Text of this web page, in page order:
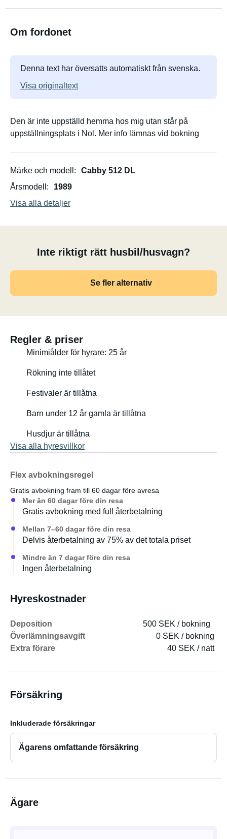
Om fordonet
Denna text har översatts automatiskt från svenska.
Visa originaltext
Den är inte uppställd hemma hos mig utan står på
uppställningsplats i Nol. Mer info lämnas vid bokning
Märke och modell
Cabby 512 DL
Årsmodell
1989
Visa alla detaljer
Inte riktigt rätt husbil/husvagn?
Se fler alternativ
Regler & priser
Minimiålder för hyrare: 25 år
Rökning inte tillåtet
Festivaler är tillåtna
Barn under 12 år gamla är tillåtna
Husdjur är tillåtna
Visa alla hyresvillkor
Flex avbokningsregel
Gratis avbokning fram till 60 dagar före avresa
Mer än 60 dagar före din resa
Gratis avbokning med full återbetalning
Mellan 7–60 dagar före din resa
Delvis återbetalning av 75% av det totala priset
Mindre än 7 dagar före din resa
Ingen återbetalning
Hyreskostnader
Deposition
500 SEK / bokning
Överlämningsavgift
0 SEK / bokning
Extra förare
40 SEK / natt
Försäkring
Inkluderade försäkringar
Ägarens omfattande försäkring
Ägare